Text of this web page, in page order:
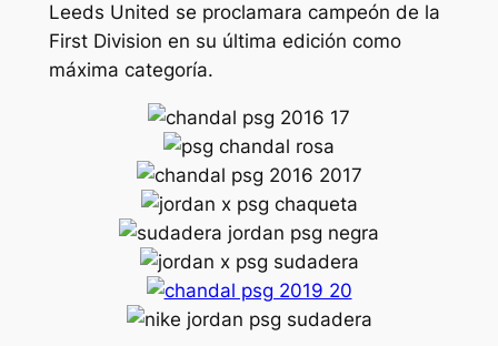
Leeds United se proclamara campeón de la
First Division en su última edición como
máxima categoría.